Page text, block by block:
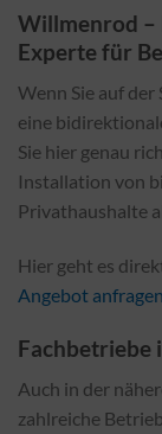
Willmenrod –
Experte für
Wenn Sie auf der
eine
Sie hier genau
Installation von
Privathaushalte
Hier geht es
Angebot anfragen
Fachbetriebe
Auch in der
zahlreiche